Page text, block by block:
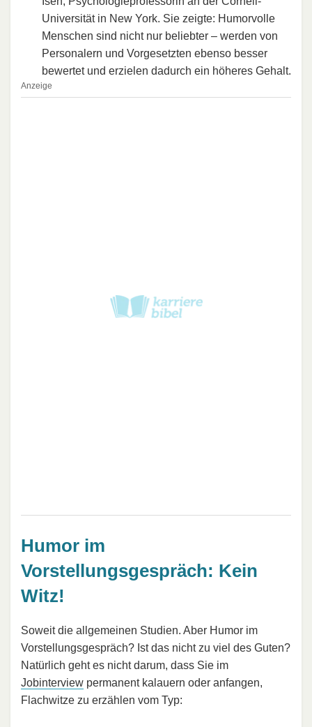
Universität in New York. Sie zeigte: Humorvolle
Menschen sind nicht nur beliebter – werden von
Personalern und Vorgesetzten ebenso besser
bewertet und erzielen dadurch ein höheres Gehalt.
Anzeige
Humor im
Vorstellungsgespräch: Kein
Witz!
Soweit die allgemeinen Studien. Aber Humor im
Vorstellungsgespräch? Ist das nicht zu viel des Guten?
Natürlich geht es nicht darum, dass Sie im
Jobinterview permanent kalauern oder anfangen,
Flachwitze zu erzählen vom Typ: